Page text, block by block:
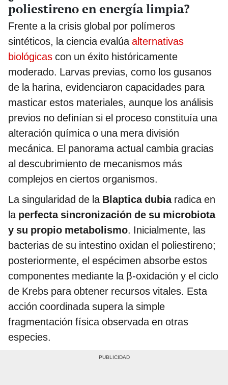
poliestireno en energía limpia?
Frente a la crisis global por polímeros
sintéticos, la ciencia evalúaalternativas
biológicas con un éxito históricamente
moderado. Larvas previas, como los gusanos
de la harina, evidenciaron capacidades para
masticar estos materiales, aunque los análisis
previos no definían si el proceso constituía una
alteración química o una mera división
mecánica. El panorama actual cambia gracias
al descubrimiento de mecanismos más
complejos en ciertos organismos.
La singularidad de la Blaptica dubiaradica en
la perfecta sincronización de su microbiota
y su propio metabolismo. Inicialmente, las
bacterias de su intestino oxidan el poliestireno;
posteriormente, el espécimen absorbe estos
componentes mediante la β-oxidación y el ciclo
de Krebs para obtener recursos vitales. Esta
acción coordinada supera la simple
fragmentación física observada en otras
especies.